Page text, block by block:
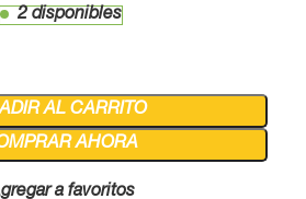
2 disponibles
AL CARRITO
AHORA
a favoritos